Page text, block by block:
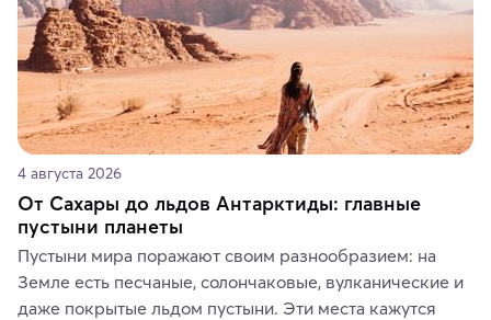
4 августа 2026
От Сахары до льдов Антарктиды: главные
пустыни планеты
Пустыни мира поражают своим разнообразием: на
Земле есть песчаные, солончаковые, вулканические и
даже покрытые льдом пустыни. Эти места кажутся